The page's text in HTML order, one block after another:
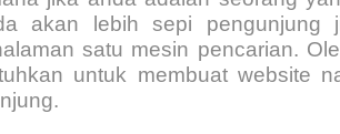
akan lebih sepi pengunjung
satu mesin pencarian.
untuk membuat website